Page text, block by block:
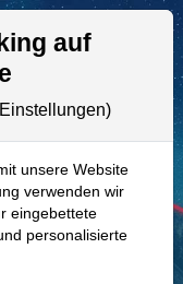
und Artikelsuche
auf
unsere Website
verwenden wir
eingebettete
personalisierte